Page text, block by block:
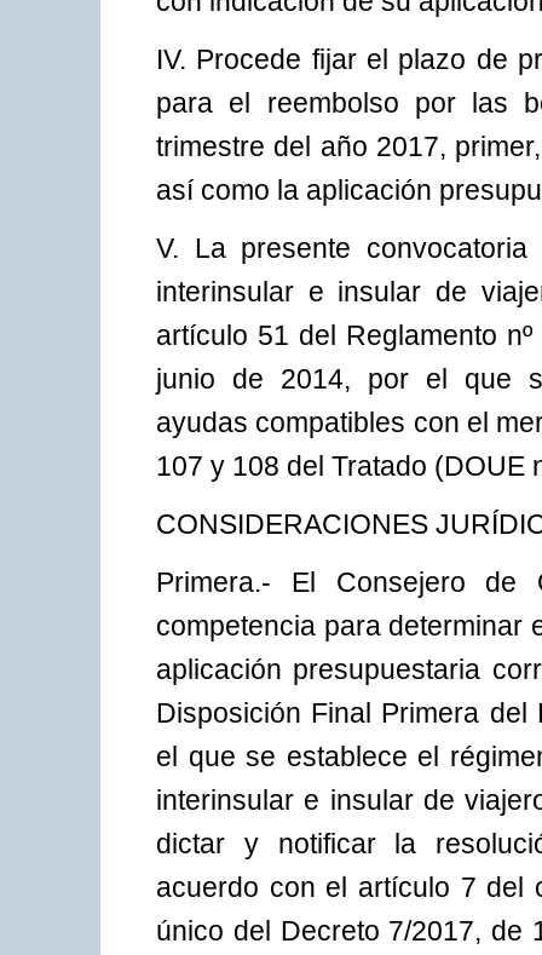
IV. Procede fijar el plazo de
para el reembolso por las
trimestre del año 2017,
así como la aplicación
V. La presente
interinsular e insular de
artículo 51 del Reglamento
junio de 2014, por el que
ayudas compatibles con el
107 y 108 del Tratado (DOUE
CONSIDERACIONES
Primera.- El Consejero de
competencia para determinar
aplicación presupuestaria
Disposición Final Primera
el que se establece el
interinsular e insular de
dictar y notificar la
acuerdo con el artículo 7 del
único del Decreto 7/2017, de